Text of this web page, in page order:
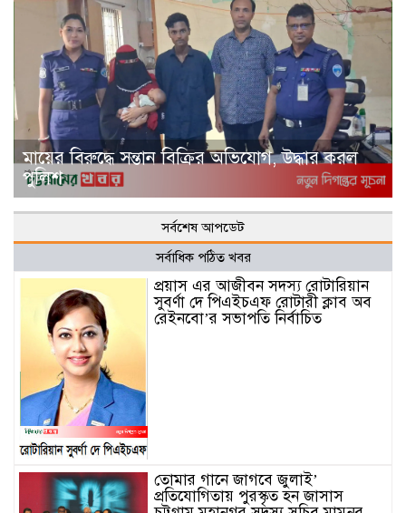
মায়ের বিরুদ্ধে সন্তান বিক্রির অভিযোগ, উদ্ধার করল
পুলিশ
সর্বশেষ আপডেট
সর্বাধিক পঠিত খবর
প্রয়াস এর আজীবন সদস্য রোটারিয়ান
সুবর্ণা দে পিএইচএফ রোটারী ক্লাব অব
রেইনবো’র সভাপতি নির্বাচিত
তোমার গানে জাগবে জুলাই’
প্রতিযোগিতায় পুরস্কৃত হন জাসাস